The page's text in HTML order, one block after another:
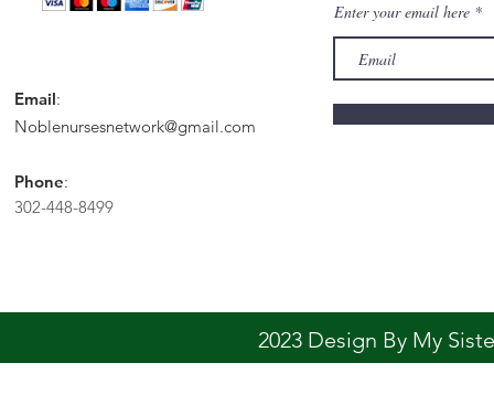
Email:
Noblenursesnetwork@gmail.com
Phone:
302-448-8499
Enter your email here
2023 Design By My